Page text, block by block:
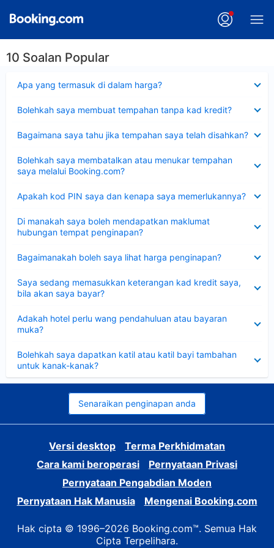
10 Soalan Popular
Apa yang termasuk di dalam harga?
Bolehkah saya membuat tempahan tanpa kad kredit?
Bagaimana saya tahu jika tempahan saya telah disahkan?
Bolehkah saya membatalkan atau menukar tempahan
saya melalui Booking.com?
Apakah kod PIN saya dan kenapa saya memerlukannya?
Di manakah saya boleh mendapatkan maklumat
hubungan tempat penginapan?
Bagaimanakah boleh saya lihat harga penginapan?
Saya sedang memasukkan keterangan kad kredit saya,
bila akan saya bayar?
Adakah hotel perlu wang pendahuluan atau bayaran
muka?
Bolehkah saya dapatkan katil atau katil bayi tambahan
untuk kanak-kanak?
Senaraikan penginapan anda
Versi desktop
Terma Perkhidmatan
Cara kami beroperasi
Pernyataan Privasi
Pernyataan Pengabdian Moden
Pernyataan Hak Manusia
Mengenai Booking.com
Hak cipta © 1996–2026 Booking.com™. Semua Hak
Cipta Terpelihara.